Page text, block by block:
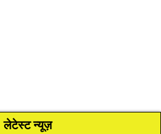
लेटेस्ट न्यूज़